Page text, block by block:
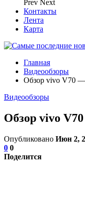
Prev Next
Контакты
Лента
Карта
Главная
Видеообзоры
Обзор vivo V70
Видеообзоры
Обзор vivo
Опубликовано Июн 2,
0 0
Поделится